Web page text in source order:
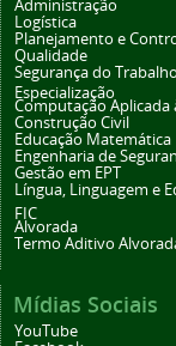
Administração
Logística
Planejamento e
Qualidade
Segurança do Trabalho
Especialização
Computação Aplicada
Construção Civil
Educação Matemática
Engenharia de
Gestão em EPT
Língua, Linguagem e
FIC
Alvorada
Termo Aditivo
Mídias Sociais
YouTube